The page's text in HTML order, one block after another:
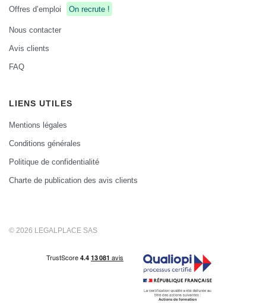
Offres d’emploi
On recrute !
Nous contacter
Avis clients
FAQ
LIENS UTILES
Mentions légales
Conditions générales
Politique de confidentialité
Charte de publication des avis clients
© 2026 LEGALPLACE SAS